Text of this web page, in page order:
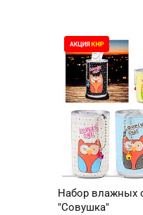
Набор влажных
"Совушка"